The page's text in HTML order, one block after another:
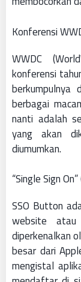
Konferensi
WWDC
konferensi
berkumpulnya
berbagai
nanti adalah
yang akan
diumumkan.
“Single Sign
SSO Button
website
diperkenalkan
besar dari
mengistal